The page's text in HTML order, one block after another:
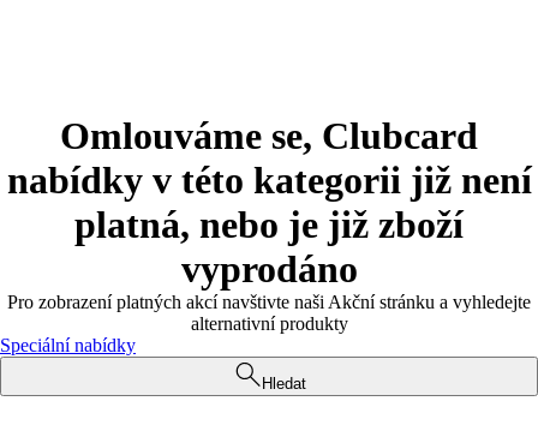
Omlouváme se, Clubcard
nabídky v této kategorii již není
platná, nebo je již zboží
vyprodáno
Pro zobrazení platných akcí navštivte naši Akční stránku a vyhledejte
alternativní produkty
Speciální nabídky
Hledat